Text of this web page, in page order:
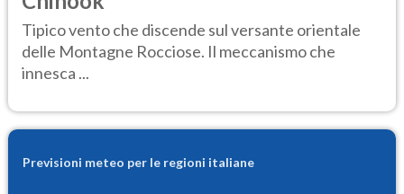
Tipico vento che discende sul versante orientale
delle Montagne Rocciose. Il meccanismo che
innesca ...
Previsioni meteo per le regioni italiane